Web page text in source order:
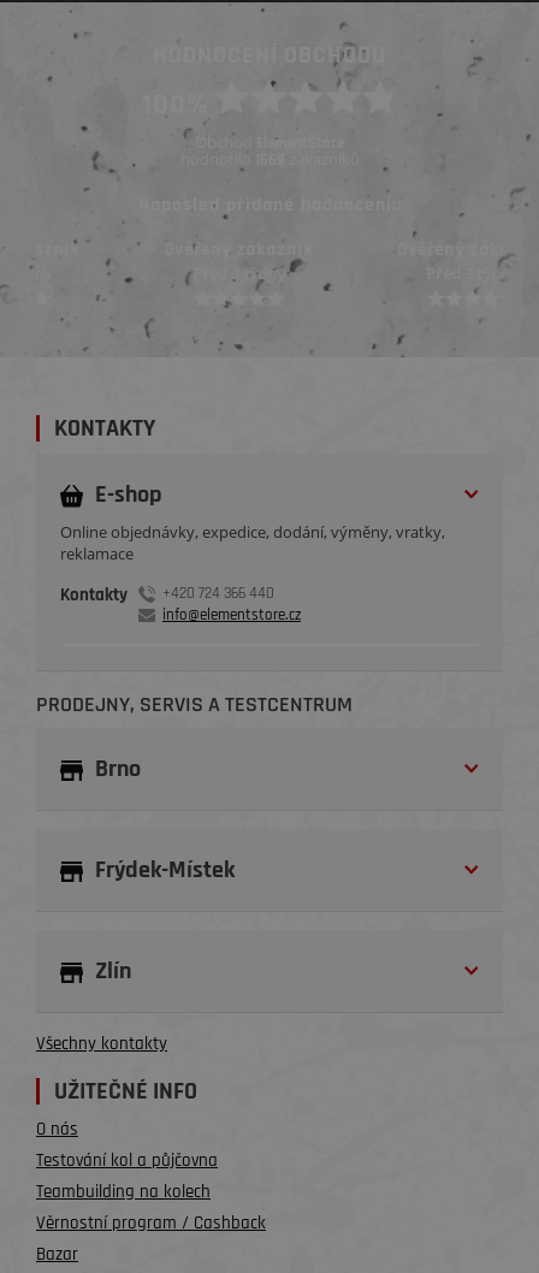
HODNOCENÍ OBCHODU
Obchod ElementStore
hodnotilo
Naposled přidané hodnocení::
Ověřený zákazník
Před 3 týdny
KONTAKTY
E-shop
Online objednávky, expedice, dodání, výměny, vratky,
reklamace
Kontakty
+420 724 366 440
info@elementstore.cz
PRODEJNY, SERVIS A TESTCENTRUM
Brno
Frýdek-Místek
Zlín
Všechny kontakty
UŽITEČNÉ INFO
O nás
Testování kol a půjčovna
Teambuilding na kolech
Věrnostní program / Cashback
Bazar